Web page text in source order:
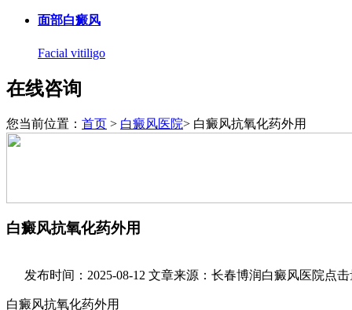
面部白癜风
Facial vitiligo
在线咨询
您当前位置： 首页 > 白癜风医院> 白癜风抗氧化药外用
白癜风抗氧化药外用
发布时间：2025-08-12 文章来源：长春博润白癜风医院点
白癜风抗氧化药外用